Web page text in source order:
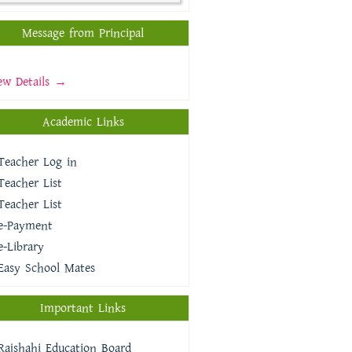
Message from Principal
Details →
Academic Links
Log in
List
List
Payment
Library
School Mates
Important Links